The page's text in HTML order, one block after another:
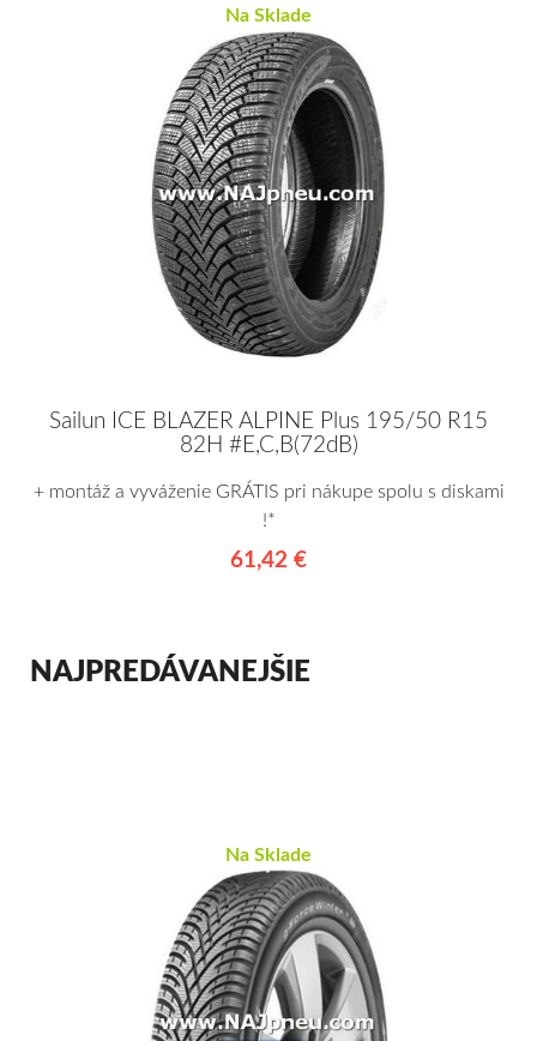
Na Sklade
Sailun ICE BLAZER ALPINE Plus 195/50 R15
82H #E,C,B(72dB)
+ montáž a vyváženie GRÁTIS pri nákupe spolu s diskami
!*
61,42 €
NAJPREDÁVANEJŠIE
Na Sklade